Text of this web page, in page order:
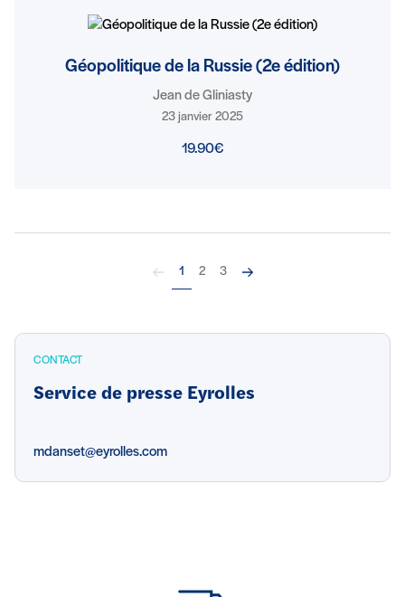
Géopolitique de la Russie (2e édition)
Jean de Gliniasty
23 janvier 2025
19.90€
Précédent
1 2 3 Suivant
CONTACT
Service de presse Eyrolles
mdanset@eyrolles.com